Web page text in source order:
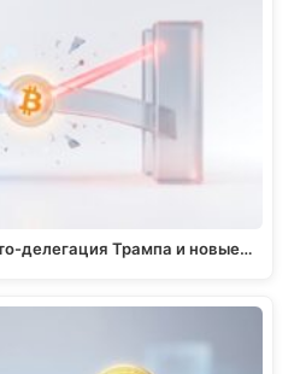
делегация Трампа и новые…